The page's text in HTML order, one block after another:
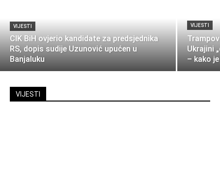
VIJESTI
CIK BiH ovjerio kandidate za predsjednika
RS, dopis sudije Uzunović upućen u
Banjaluku
VIJESTI
Ukrajini
– kako
VIJESTI